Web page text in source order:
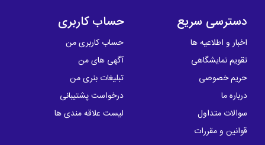
دسترسی سریع
اخبار و اطلاعیه ها
تقویم نمایشگاهی
حریم خصوصی
درباره ما
سوالات متداول
قوانین و مقررات
حساب کاربری
حساب کاربری من
آگهی های من
تبلیغات بنری من
درخواست پشتیبانی
لیست علاقه مندی ها